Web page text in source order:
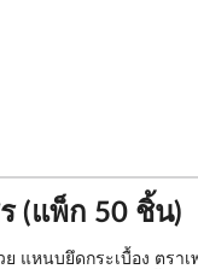
(แพ็ก 50 ชิ้น)
แหนบยึดกระเบื้อง ตร